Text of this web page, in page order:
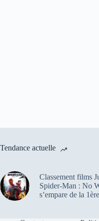
Tendance actuelle
Classement films
Spider-Man : No
s’empare de la